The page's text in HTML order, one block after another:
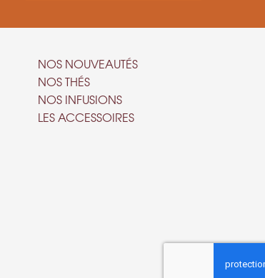
NOS NOUVEAUTÉS
NOS THÉS
NOS INFUSIONS
LES ACCESSOIRES